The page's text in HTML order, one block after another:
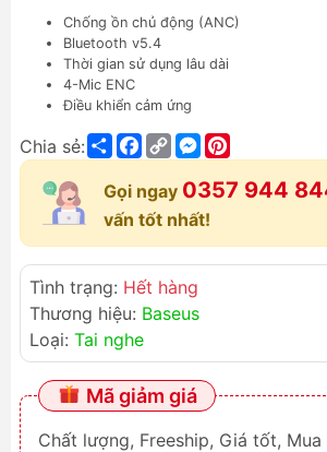
Chống ồn chủ động (ANC)
Bluetooth v5.4
Thời gian sử dụng lâu dài
4-Mic ENC
Điều khiển cảm ứng
Chia sẻ: ShareFacebook
Copy
Link
Messenger
Gọi ngay 0357 944
vấn tốt nhất!
Tình trạng: Hết hàng
Thương hiệu: Baseus
Loại: Tai nghe
Mã giảm giá
Chất lượng, Freeship, Giá tốt, Mua